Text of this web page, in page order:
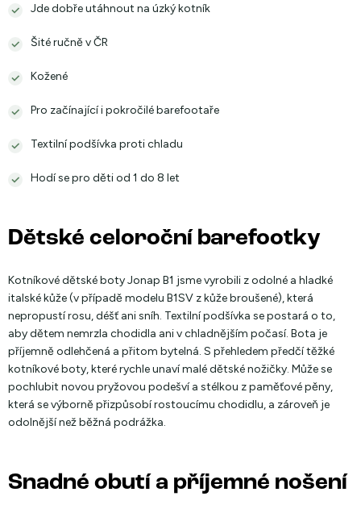
Jde dobře utáhnout na úzký kotník
Šité ručně v ČR
Kožené
Pro začínající i pokročilé barefootaře
Textilní podšívka proti chladu
Hodí se pro děti od 1 do 8 let
Dětské celoroční barefootky
Kotníkové dětské boty Jonap B1 jsme vyrobili z odolné a hladké
italské kůže (v případě modelu B1SV z kůže broušené), která
nepropustí rosu, déšť ani sníh. Textilní podšívka se postará o to,
aby dětem nemrzla chodidla ani v chladnějším počasí. Bota je
příjemně odlehčená a přitom bytelná. S přehledem předčí těžké
kotníkové boty, které rychle unaví malé dětské nožičky. Může se
pochlubit novou pryžovou podešví a stélkou z paměťové pěny,
která se výborně přizpůsobí rostoucímu chodidlu, a zároveň je
odolnější než běžná podrážka.
Snadné obutí a příjemné nošení